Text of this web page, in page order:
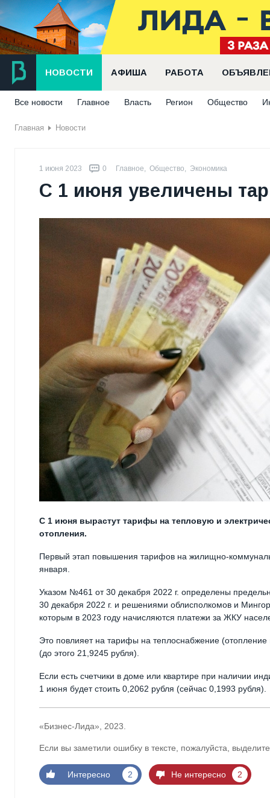
НОВОСТИ АФИША РАБОТА
Все новости Главное Власть Регион Общество
Главная Новости
1 июня 2023 0 Главное, Общество, Экономика
С 1 июня увеличены
С 1 июня вырастут тарифы на тепловую и
отопления.
Первый этап повышения тарифов на жилищно-
января.
Указом №461 от 30 декабря 2022 г. определены
30 декабря 2022 г. и решениями облисполкомов и
которым в 2023 году начисляются платежи за ЖКУ
Это повлияет на тарифы на теплоснабжение
(до этого 21,9245 рубля).
Если есть счетчики в доме или квартире при наличии
1 июня будет стоить 0,2062 рубля (сейчас 0,1993 рубля).
«Бизнес-Лида», 2023.
Если вы заметили ошибку в тексте, пожалуйста,
Интересно 2 Не интересно 2